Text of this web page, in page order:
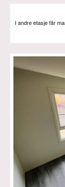
I andre etasje får